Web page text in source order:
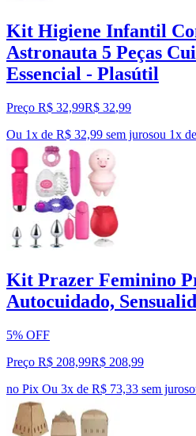
Kit Higiene Infantil
Astronauta 5 Peças
Essencial - Plasútil
Preço R$ 32,99R$ 32,99
Ou 1x de R$ 32,99 sem jurosou 1x de
Kit Prazer Feminino
Autocuidado,
5% OFF
Preço R$ 208,99R$ 208,99
no Pix Ou 3x de R$ 73,33 sem juros